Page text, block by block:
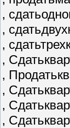
,
,
,
,
,
,
,
,